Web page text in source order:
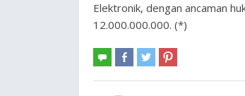
Elektronik, dengan ancaman
12.000.000.000. (*)